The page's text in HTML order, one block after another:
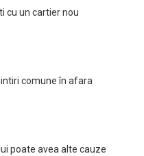
cu un cartier nou
comune în afara
poate avea alte cauze